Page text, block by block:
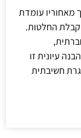
מאחוריו עומדת
החלטות.
עיונית זו
חשיבתית